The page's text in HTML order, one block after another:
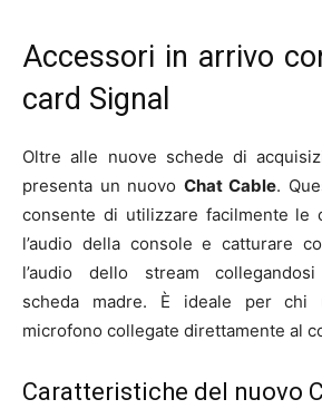
Accessori in arrivo
card Signal
Oltre alle nuove schede di
presenta un nuovo Chat Cable.
consente di utilizzare facilmente le
l’audio della console e catturare
l’audio dello stream
scheda madre. È ideale per chi
microfono collegate direttamente al
Caratteristiche del nuovo